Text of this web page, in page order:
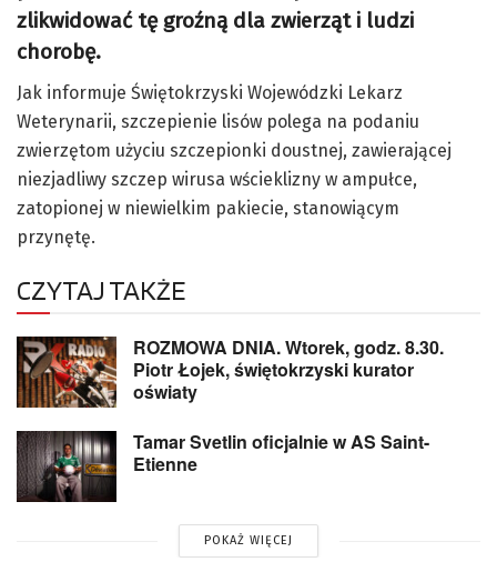
zlikwidować tę groźną dla zwierząt i ludzi
chorobę.
Jak informuje Świętokrzyski Wojewódzki Lekarz
Weterynarii, szczepienie lisów polega na podaniu
zwierzętom użyciu szczepionki doustnej, zawierającej
niezjadliwy szczep wirusa wścieklizny w ampułce,
zatopionej w niewielkim pakiecie, stanowiącym
przynętę.
CZYTAJ TAKŻE
ROZMOWA DNIA. Wtorek, godz. 8.30.
Piotr Łojek, świętokrzyski kurator
oświaty
Tamar Svetlin oficjalnie w AS Saint-
Etienne
POKAŻ WIĘCEJ